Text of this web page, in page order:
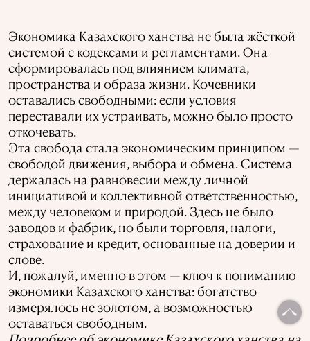
Экономика Казахского ханства не была жёсткой
системой с кодексами и регламентами. Она
сформировалась под влиянием климата,
пространства и образа жизни. Кочевники
оставались свободными: если условия
переставали их устраивать, можно было просто
откочевать.
Эта свобода стала экономическим принципом —
свободой движения, выбора и обмена. Система
держалась на равновесии между личной
инициативой и коллективной ответственностью,
между человеком и природой. Здесь не было
заводов и фабрик, но были торговля, налоги,
страхование и кредит, основанные на доверии и
слове.
И, пожалуй, именно в этом — ключ к пониманию
экономики Казахского ханства: богатство
измерялось не золотом, а возможностью
оставаться свободным.